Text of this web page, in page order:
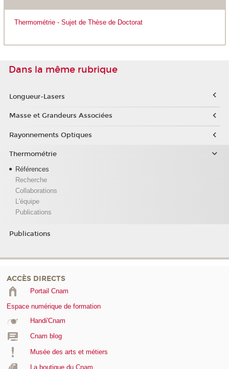
Thermométrie - Sujet de Thèse de Doctorat
Dans la même rubrique
Longueur-Lasers
Masse et Grandeurs Associées
Rayonnements Optiques
Thermométrie
Références
Recherche
Collaborations
L'équipe
Publications
Publications
ACCÈS DIRECTS
Portail Cnam
Espace numérique de formation
Handi'Cnam
Cnam blog
Musée des arts et métiers
La boutique du Cnam